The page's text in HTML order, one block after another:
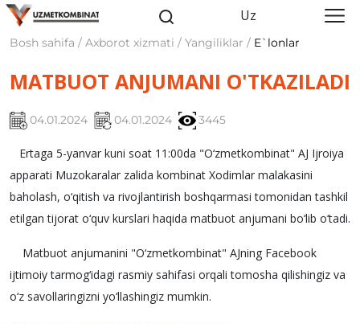
Uz
Bosh sahifa / Axborot xizmati / Yangiliklar / E`lonlar
MATBUOT ANJUMANI O'TKAZILADI
04.01.2024 04.01.2024 3445
Ertaga 5-yanvar kuni soat 11:00da "O‘zmetkombinat" AJ Ijroiya
apparati Muzokaralar zalida kombinat Xodimlar malakasini
baholash, o‘qitish va rivojlantirish boshqarmasi tomonidan tashkil
etilgan tijorat o‘quv kurslari haqida matbuot anjumani bo‘lib o‘tadi.
Matbuot anjumanini "O‘zmetkombinat" AJning Facebook
ijtimoiy tarmog‘idagi rasmiy sahifasi orqali tomosha qilishingiz va
o‘z savollaringizni yo‘llashingiz mumkin.